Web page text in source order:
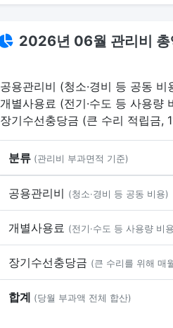
2026년 06월 관리비 총
공용관리비 (청소·경비 등 공동 비
개별사용료 (전기·수도 등 사용량
장기수선충당금 (큰 수리 적립금,
분류 (관리비 부과면적 기준)
공용관리비 (청소·경비 등 공동 비용)
개별사용료 (전기·수도 등 사용량 비
장기수선충당금 (큰 수리를 위해 매
합계 (당월 부과액 전체 합산)